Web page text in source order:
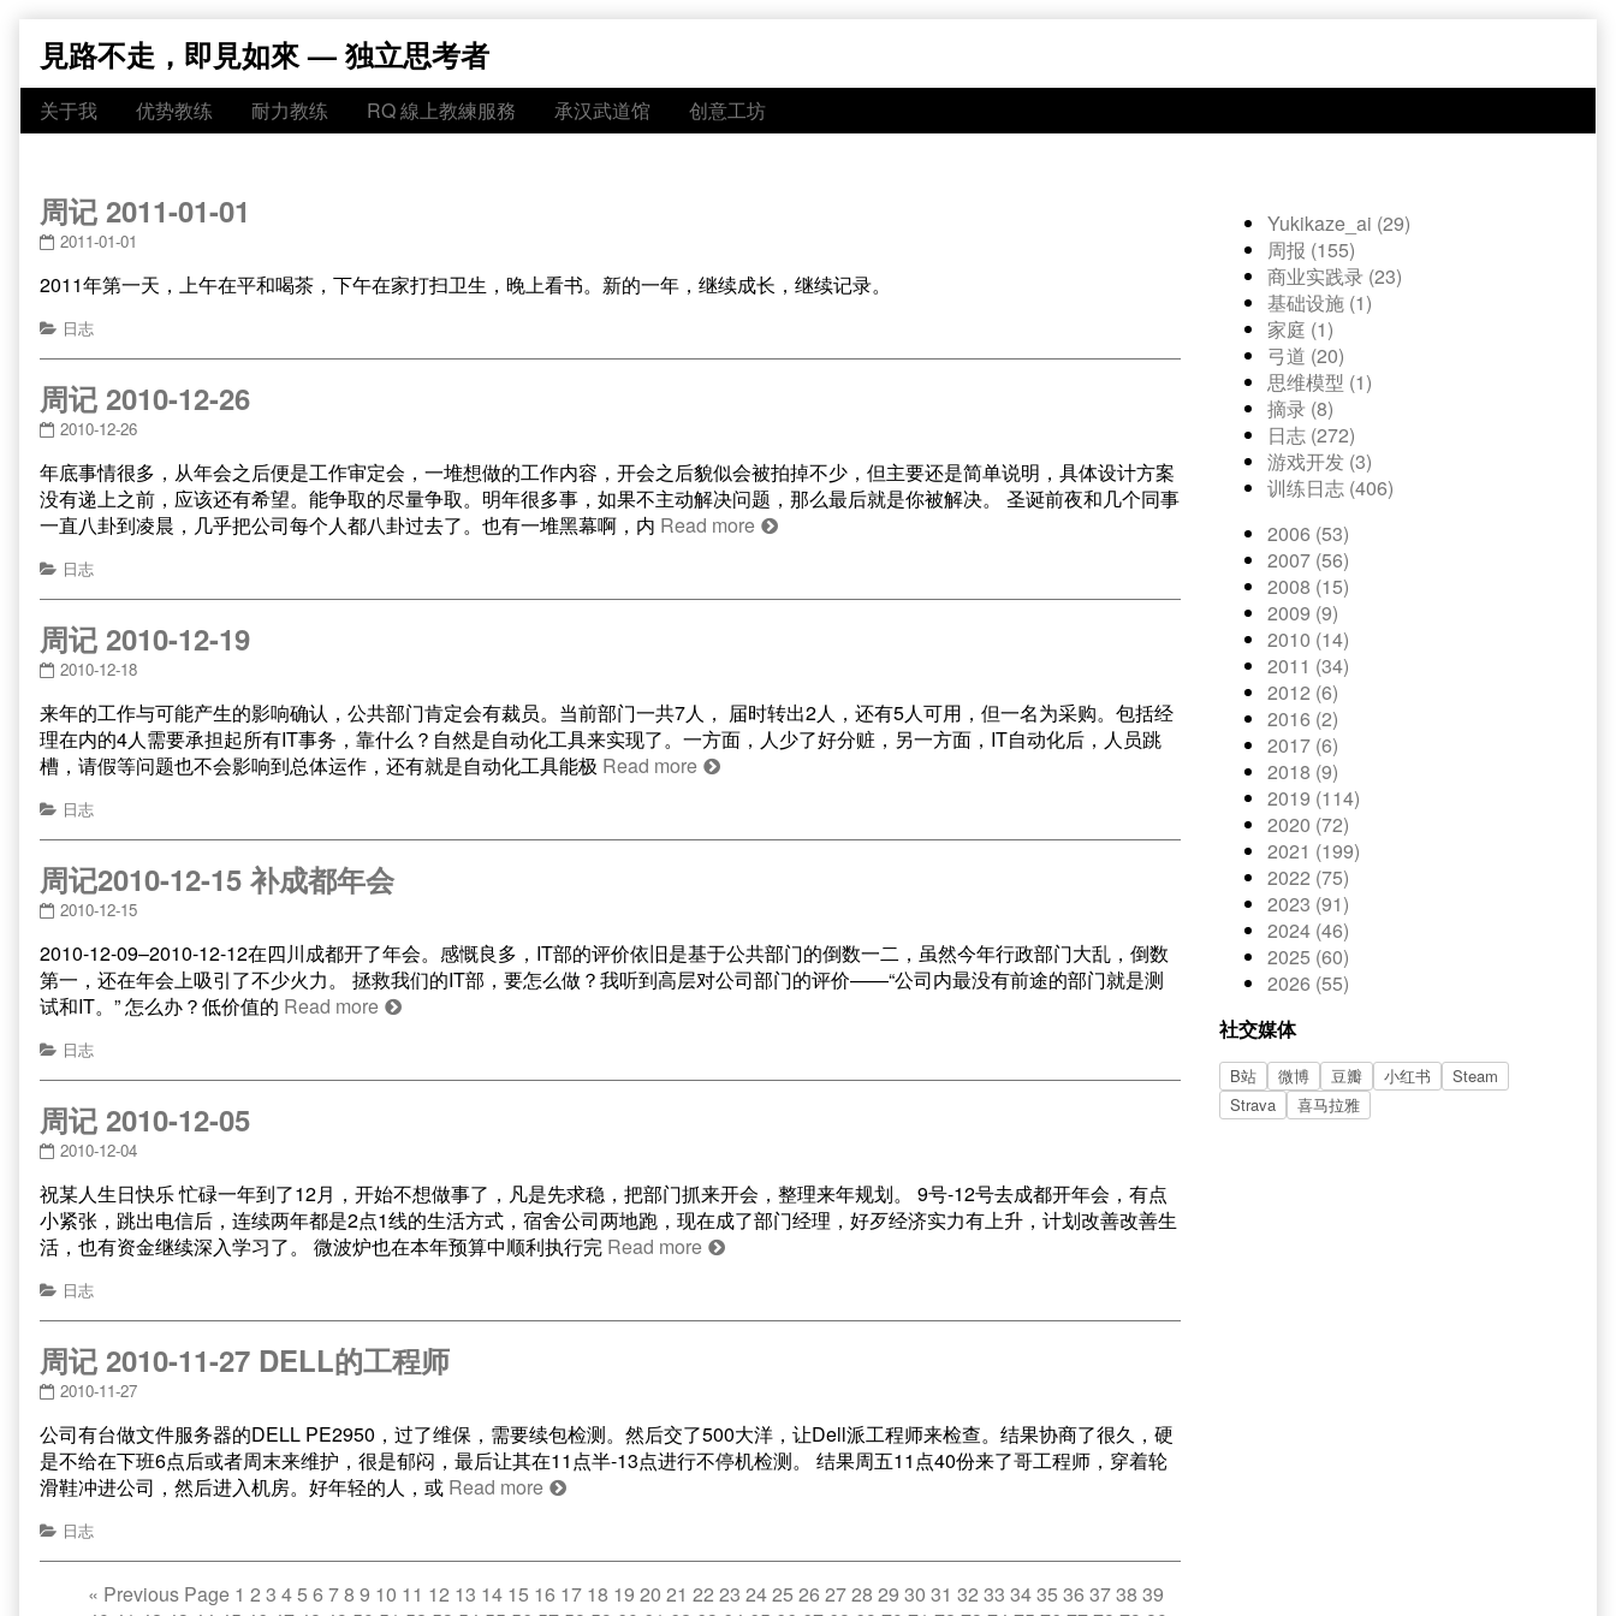
content
見路不走，即見如來 — 独立思考者
关于我 优势教练 耐力教练 RQ 線上教練服務 承汉武道馆 创意工坊
周记 2011-01-01
2011-01-01
2011年第一天，上午在平和喝茶，下午在家打扫卫生，晚上看书。新的一年，继续成长，继续记录。
日志
周记 2010-12-26
2010-12-26
年底事情很多，从年会之后便是工作审定会，一堆想做的工作内容，开会之后貌似会被拍掉不少，但主要还是简单说明，具体设计方案
没有递上之前，应该还有希望。能争取的尽量争取。明年很多事，如果不主动解决问题，那么最后就是你被解决。 圣诞前夜和几个同事
一直八卦到凌晨，几乎把公司每个人都八卦过去了。也有一堆黑幕啊，内 Read more
日志
周记 2010-12-19
2010-12-18
来年的工作与可能产生的影响确认，公共部门肯定会有裁员。当前部门一共7人， 届时转出2人，还有5人可用，但一名为采购。包括经
理在内的4人需要承担起所有IT事务，靠什么？自然是自动化工具来实现了。一方面，人少了好分赃，另一方面，IT自动化后，人员跳
槽，请假等问题也不会影响到总体运作，还有就是自动化工具能极 Read more
日志
周记2010-12-15 补成都年会
2010-12-15
2010-12-09–2010-12-12在四川成都开了年会。感慨良多，IT部的评价依旧是基于公共部门的倒数一二，虽然今年行政部门大乱，倒数
第一，还在年会上吸引了不少火力。 拯救我们的IT部，要怎么做？我听到高层对公司部门的评价——“公司内最没有前途的部门就是测
试和IT。” 怎么办？低价值的 Read more
日志
周记 2010-12-05
2010-12-04
祝某人生日快乐 忙碌一年到了12月，开始不想做事了，凡是先求稳，把部门抓来开会，整理来年规划。 9号-12号去成都开年会，有点
小紧张，跳出电信后，连续两年都是2点1线的生活方式，宿舍公司两地跑，现在成了部门经理，好歹经济实力有上升，计划改善改善生
活，也有资金继续深入学习了。 微波炉也在本年预算中顺利执行完 Read more
日志
周记 2010-11-27 DELL的工程师
2010-11-27
公司有台做文件服务器的DELL PE2950，过了维保，需要续包检测。然后交了500大洋，让Dell派工程师来检查。结果协商了很久，硬
是不给在下班6点后或者周末来维护，很是郁闷，最后让其在11点半-13点进行不停机检测。 结果周五11点40份来了哥工程师，穿着轮
滑鞋冲进公司，然后进入机房。好年轻的人，或 Read more
日志
« Previous Page 1 2 3 45 6 78 9 10 11 12 13 14 15 16 17 18 19 20 21 22 23 2425 26 2728 29 30 31 32 33 3435 36 3738 39
Yukikaze_ai (29)
周报 (155)
商业实践录 (23)
基础设施 (1)
家庭 (1)
弓道 (20)
思维模型 (1)
摘录 (8)
日志 (272)
游戏开发 (3)
训练日志 (406)
2006 (53)
2007 (56)
2008 (15)
2009 (9)
2010 (14)
2011 (34)
2012 (6)
2016 (2)
2017 (6)
2018 (9)
2019 (114)
2020 (72)
2021 (199)
2022 (75)
2023 (91)
2024 (46)
2025 (60)
2026 (55)
社交媒体
B站 微博 豆瓣 小红书
Steam
Strava
喜马拉雅